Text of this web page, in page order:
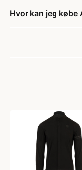
Hvor kan jeg købe